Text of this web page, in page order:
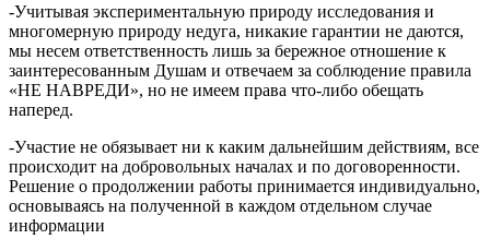
-Учитывая экспериментальную природу исследования и
многомерную природу недуга, никакие гарантии не даются,
мы несем ответственность лишь за бережное отношение к
заинтересованным Душам и отвечаем за соблюдение правила
«НЕ НАВРЕДИ», но не имеем права что-либо обещать
наперед.
-Участие не обязывает ни к каким дальнейшим действиям, все
происходит на добровольных началах и по договоренности.
Решение о продолжении работы принимается индивидуально,
основываясь на полученной в каждом отдельном случае
информации